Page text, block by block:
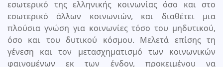
εσωτερικό της ελληνικής κοινωνίας όσο και στο
εσωτερικό άλλων κοινωνιών, και διαθέτει μια
πλούσια γνώση για κοινωνίες τόσο του μηδυτικού,
όσο και του δυτικού κόσμου. Μελετά επίσης τη
γένεση και τον μετασχηματισμό των κοινωνικών
φαινομένων εκ των ένδον, προκειμένου να